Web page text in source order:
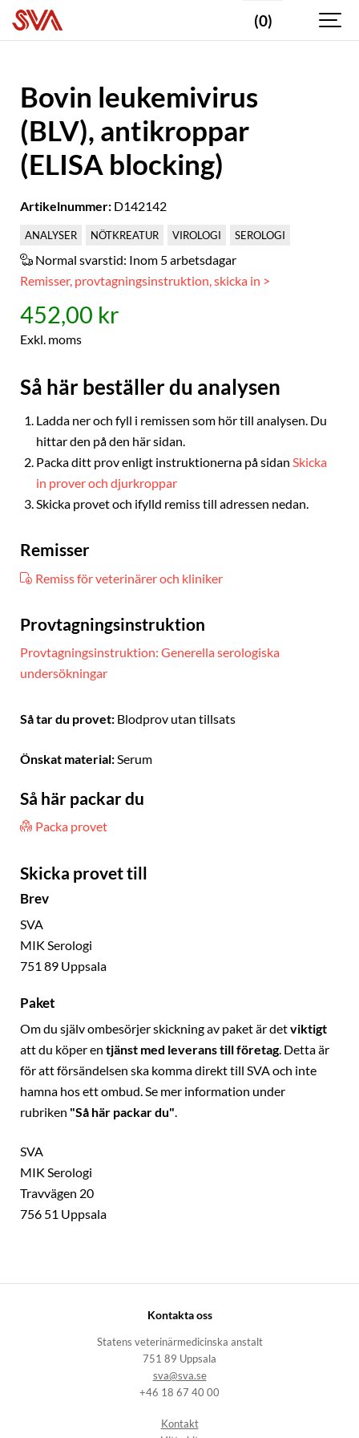
(0)
Bovin leukemivirus
(BLV), antikroppar
(ELISA blocking)
Artikelnummer: D142142
ANALYSER NÖTKREATUR VIROLOGI SEROLOGI
Normal svarstid: Inom 5 arbetsdagar
Remisser, provtagningsinstruktion, skicka in >
452,00 kr
Exkl. moms
Så här beställer du analysen
Ladda ner och fyll i remissen som hör till analysen. Du
hittar den på den här sidan.
Packa ditt prov enligt instruktionerna på sidan Skicka
in prover och djurkroppar
Skicka provet och ifylld remiss till adressen nedan.
Remisser
Remiss för veterinärer och kliniker
Provtagningsinstruktion
Provtagningsinstruktion: Generella serologiska
undersökningar
Så tar du provet: Blodprov utan tillsats
Önskat material:Serum
Så här packar du
Packa provet
Skicka provet till
Brev
SVA
MIK Serologi
751 89 Uppsala
Paket
Om du själv ombesörjer skickning av paket är detviktigt
att du köper en tjänst med leverans till företag. Detta är
för att försändelsen ska komma direkt till SVA och inte
hamna hos ett ombud. Se mer information under
rubriken "Så här packar du"
SVA
MIK Serologi
Travvägen 20
756 51 Uppsala
Kontakta oss
Statens veterinärmedicinska anstalt
751 89 Uppsala
sva@sva.se
+46 18 67 40 00
Kontakt